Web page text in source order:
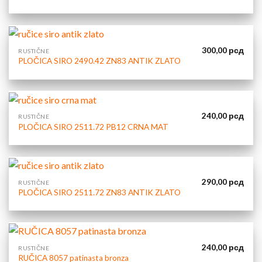
RUSTIČNE
PLOČICA SIRO 2490.42 ZN83 ANTIK ZLATO
300,00 рсд
RUSTIČNE
PLOČICA SIRO 2511.72 PB12 CRNA MAT
240,00 рсд
RUSTIČNE
PLOČICA SIRO 2511.72 ZN83 ANTIK ZLATO
290,00 рсд
RUSTIČNE
RUČICA 8057 patinasta bronza
240,00 рсд